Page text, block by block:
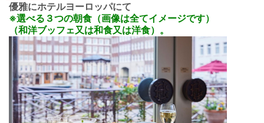
優雅にホテルヨーロッパにて
※選べる３つの朝食（画像は全てイメージです）
（和洋ブッフェ又は和食又は洋食）。